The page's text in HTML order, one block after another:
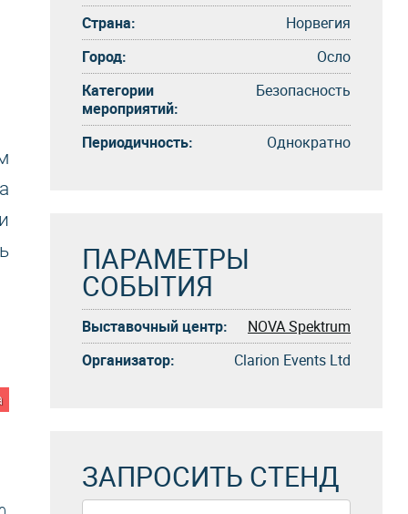
Страна:
Норвегия
Город:
Осло
Категории
мероприятий:
Безопасность
Периодичность: Однократно
ПАРАМЕТРЫ
СОБЫТИЯ
Выставочный центр:
NOVA Spektrum
Организатор:
Clarion Events Ltd
ЗАПРОСИТЬ СТЕНД